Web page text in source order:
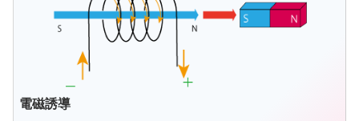
電磁誘導